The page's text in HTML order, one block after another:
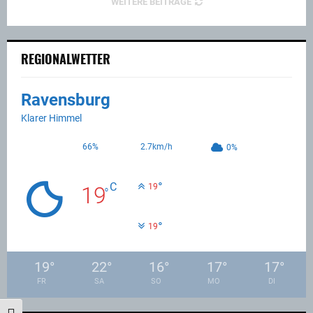
REGIONALWETTER
Ravensburg
Klarer Himmel
66% 2.7km/h 0%
19°C 19°
19°
19°
FR
22°
SA
16°
SO
17°
MO
17°
DI